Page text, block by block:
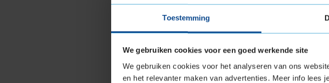
Toestemming
We gebruiken cookies voor een goed werkende site
We gebruiken cookies voor het analyseren van ons
en het relevanter maken van advertenties. Meer info lees
Pirelli POWERGY
Snelheidsindex: